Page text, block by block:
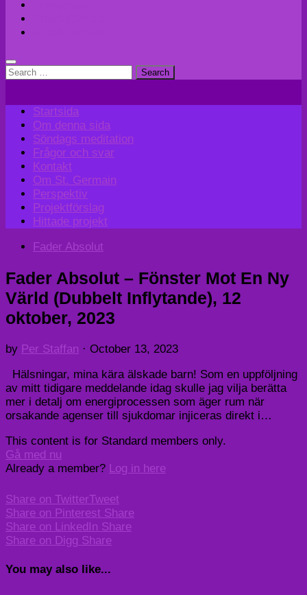
Search
Startsida
Om denna sida
Söndags meditation
Frågor och svar
Kontakt
Om St. Germain
Perspektiv
Projektförslag
Hittade projekt
Fader Absolut
Fader Absolut – Fönster Mot En Ny
Värld (Dubbelt Inflytande), 12
oktober, 2023
by Per Staffan · October 13, 2023
Hälsningar, mina kära älskade barn! Som en uppföljning
av mitt tidigare meddelande idag skulle jag vilja berätta
mer i detalj om energiprocessen som äger rum när
orsakande agenser till sjukdomar injiceras direkt i…
This content is for Standard members only.
Gå med nu
Already a member? Log in here
Share on TwitterTweet
Share on Pinterest Share
Share on LinkedIn Share
Share on Digg Share
You may also like...